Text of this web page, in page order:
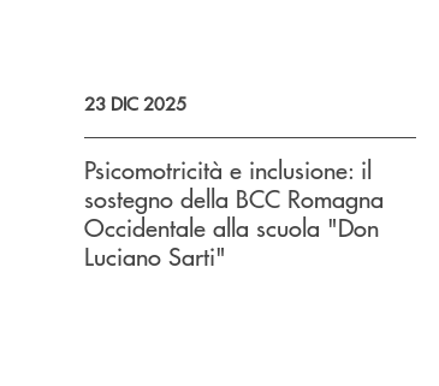
23 DIC 2025
Psicomotricità e inclusione: il
sostegno della BCC Romagna
Occidentale alla scuola "Don
Luciano Sarti"